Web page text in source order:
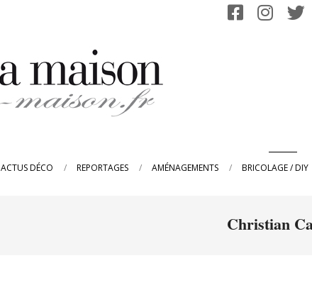
ACTUS DÉCO REPORTAGES AMÉNAGEMENTS BRICOLAGE / DIY
Christian